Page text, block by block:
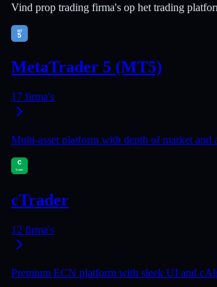
Vind prop trading firma's op het trading
MetaTrader 5 (MT5)
17 firma's
Multi-asset platform with depth of market and
cTrader
12 firma's
Premium ECN platform with sleek UI and